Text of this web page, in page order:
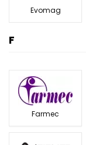
Evomag
F
Farmec